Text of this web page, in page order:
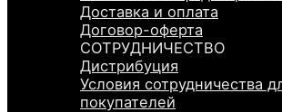
Доставка и оплата
Договор-оферта
СОТРУДНИЧЕСТВО
Дистрибуция
Условия сотрудничества
покупателей